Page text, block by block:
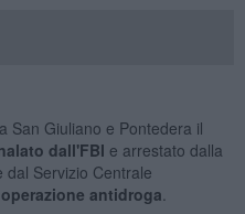
San Giuliano e Pontedera il
dall'FBI e arrestato dalla
dal Servizio Centrale
antidroga